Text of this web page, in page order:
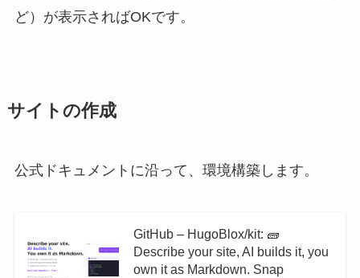
ど）が表示さればOKです。
サイトの作成
公式ドキュメントに沿って、環境構築します。
GitHub – HugoBlox/kit: 🧱
Describe your site, AI builds it, you
own it as Markdown. Snap